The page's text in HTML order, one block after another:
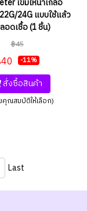
24G แบบใช้แล้ว
อดเชื้อ (1 ชิ้น)
฿45
-11%
สั่งซื้อสินค้า
คุณสมบัติให้เลือก)
Last